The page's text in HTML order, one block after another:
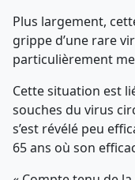
Plus largement,
grippe d’une rare
particulièrement
Cette situation est
souches du virus
s’est révélé peu
65 ans où son